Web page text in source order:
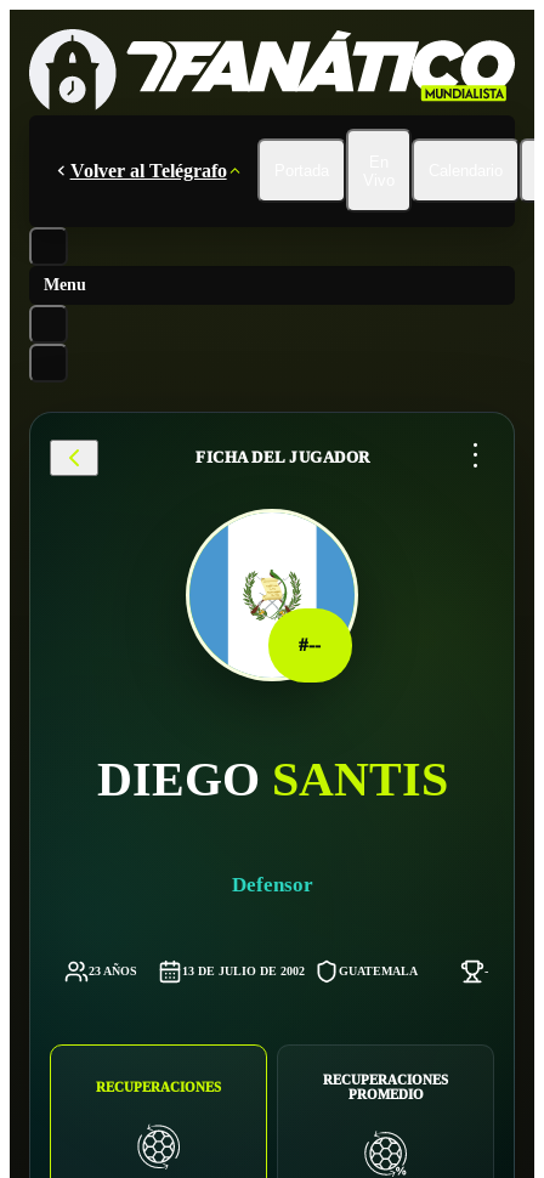
Volver al Telégrafo
Menu
FICHA DEL JUGADOR ...
#--
DIEGO SANTIS
Defensor
23 AÑOS 13 DE JULIO DE 2002 GUATEMALA -
RECUPERACIONES
RECUPERACIONES
PROMEDIO